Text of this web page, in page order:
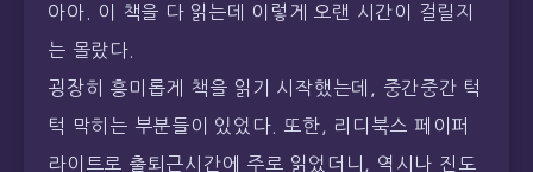
아아. 이 책을 다 읽는데 이렇게 오랜 시간이 걸릴지
는 몰랐다.
굉장히 흥미롭게 책을 읽기 시작했는데, 중간중간 턱
턱 막히는 부분들이 있었다. 또한, 리디북스 페이퍼
라이트로 출퇴근시간에 주로 읽었더니, 역시나 진도